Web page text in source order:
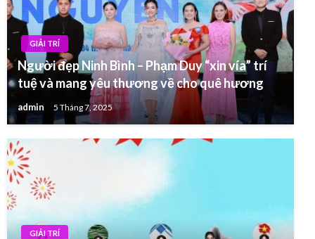
GIẢI TRÍ
Người đẹp Ninh Bình – Phạm Duy “xin vía” trí
tuệ và mang yêu thương về cho quê hương
admin 5 Tháng 7, 2025
GIẢI TRÍ